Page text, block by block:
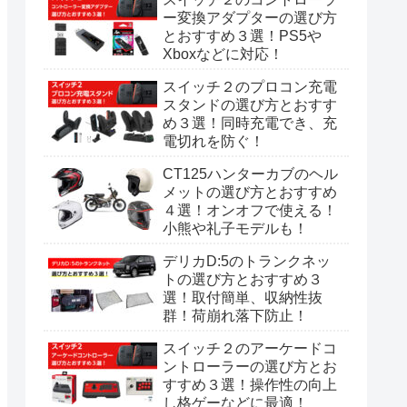
ー変換アダプターの選び方
とおすすめ３選！PS5や
Xboxなどに対応！
スイッチ２のプロコン充電
スタンドの選び方とおすす
め３選！同時充電でき、充
電切れを防ぐ！
CT125ハンターカブのヘル
メットの選び方とおすすめ
４選！オンオフで使える！
小熊や礼子モデルも！
デリカD:5のトランクネッ
トの選び方とおすすめ３
選！取付簡単、収納性抜
群！荷崩れ落下防止！
スイッチ２のアーケードコ
ントローラーの選び方とお
すすめ３選！操作性の向上
し格ゲーなどに最適！